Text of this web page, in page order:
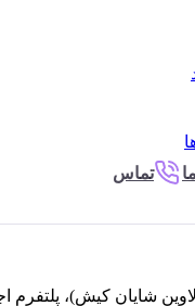
تماس
شایان کیش)، پلتفرم